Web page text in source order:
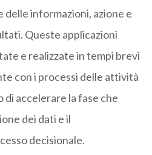
informazioni, azione e
Queste applicazioni
e realizzate in tempi brevi
con i processi delle attività
accelerare la fase che
dei dati e il
decisionale.